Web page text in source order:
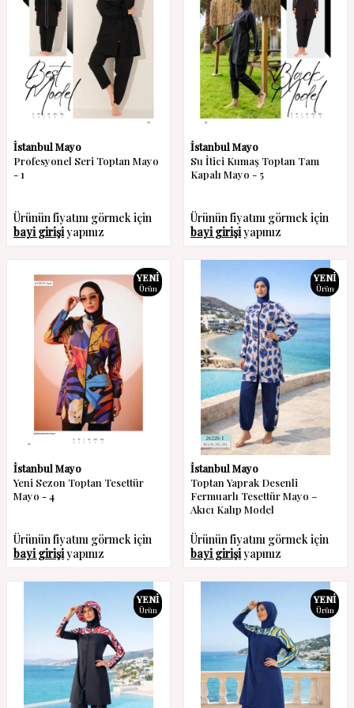
İstanbul Mayo
Profesyonel Seri Toptan Mayo
- 1
Ürünün fiyatını görmek için
bayi girişiyapınız
İstanbul Mayo
Su İtici Kumaş Toptan Tam
Kapalı Mayo - 5
Ürünün fiyatını görmek için
bayi girişiyapınız
YENI
Ürün
İstanbul Mayo
Yeni Sezon Toptan Tesettür
Mayo - 4
Ürünün fiyatını görmek için
bayi girişiyapınız
YENI
Ürün
İstanbul Mayo
Toptan Yaprak Desenli
Fermuarlı Tesettür Mayo –
Akıcı Kalıp Model
Ürünün fiyatını görmek için
bayi girişiyapınız
YENI
Ürün
YENI
Ürün